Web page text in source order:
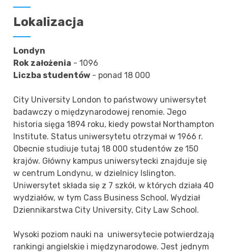
Lokalizacja
Londyn
Rok założenia - 1096
Liczba studentów - ponad 18 000
City University London to państwowy uniwersytet
badawczy o międzynarodowej renomie. Jego
historia sięga 1894 roku, kiedy powstał Northampton
Institute. Status uniwersytetu otrzymał w 1966 r.
Obecnie studiuje tutaj 18 000 studentów ze 150
krajów. Główny kampus uniwersytecki znajduje się
w centrum Londynu, w dzielnicy Islington.
Uniwersytet składa się z 7 szkół, w których działa 40
wydziałów, w tym Cass Business School, Wydział
Dziennikarstwa City University, City Law School.
Wysoki poziom nauki na uniwersytecie potwierdzają
rankingi angielskie i międzynarodowe. Jest jednym